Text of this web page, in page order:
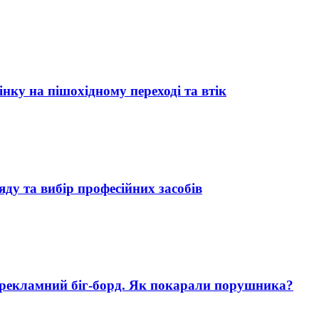
на пішохідному переході та втік
та вибір професійних засобів
біг-борд. Як покарали порушника?